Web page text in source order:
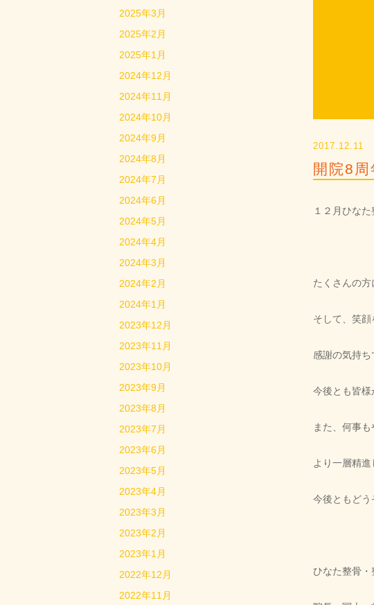
2017.12.11
開院8
１２月ひな
たくさんの方
そして、笑顔
感謝の気持ち
今後とも皆様
また、何事
より一層精進
今後ともどう
ひなた整骨・
2025年3月
2025年2月
2025年1月
2024年12月
2024年11月
2024年10月
2024年9月
2024年8月
2024年7月
2024年6月
2024年5月
2024年4月
2024年3月
2024年2月
2024年1月
2023年12月
2023年11月
2023年10月
2023年9月
2023年8月
2023年7月
2023年6月
2023年5月
2023年4月
2023年3月
2023年2月
2023年1月
2022年12月
2022年11月